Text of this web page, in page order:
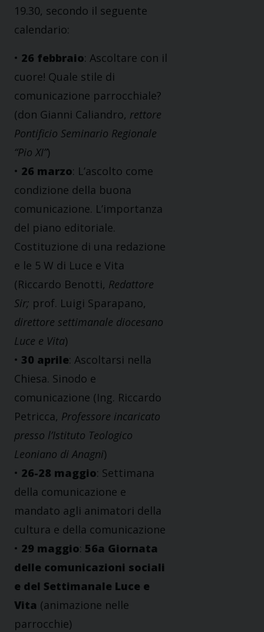
19.30, secondo il seguente
calendario:
• 26 febbraio: Ascoltare con il
cuore! Quale stile di
comunicazione parrocchiale?
(don Gianni Caliandro, rettore
Pontificio Seminario Regionale
“Pio XI”)
• 26 marzo: L’ascolto come
condizione della buona
comunicazione. L’importanza
del piano editoriale.
Costituzione di una redazione
e le 5 W di Luce e Vita
(Riccardo Benotti, Redattore
Sir; prof. Luigi Sparapano,
direttore settimanale diocesano
Luce e Vita)
• 30 aprile: Ascoltarsi nella
Chiesa. Sinodo e
comunicazione (Ing. Riccardo
Petricca, Professore incaricato
presso l’Istituto Teologico
Leoniano di Anagni)
• 26-28 maggio: Settimana
della comunicazione e
mandato agli animatori della
cultura e della comunicazione
• 29 maggio: 56a Giornata
delle comunicazioni sociali
e del Settimanale Luce e
Vita (animazione nelle
parrocchie)